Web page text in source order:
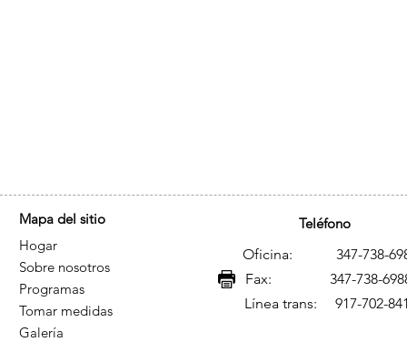
Mapa del sitio
Hogar
Sobre nosotros
Programas
Tomar medidas
Galería
Teléfono
Oficina: 347-738-
Fax: 347-738-
Línea trans: 917-702-